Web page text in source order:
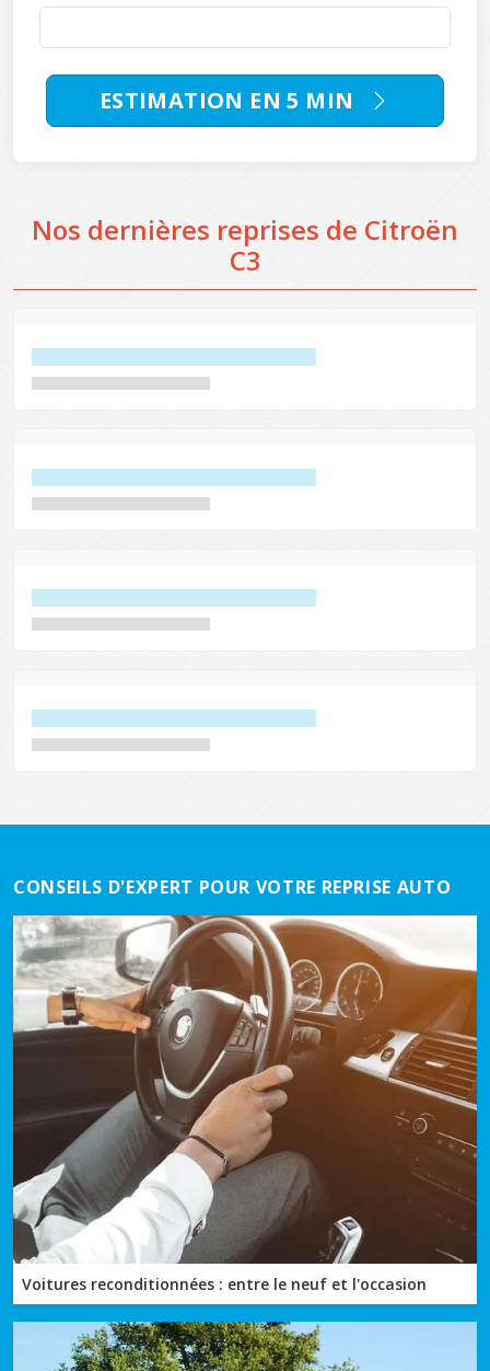
ESTIMATION EN 5 MIN
Nos dernières reprises de Citroën
C3
CONSEILS D'EXPERT POUR VOTRE REPRISE AUTO
Voitures reconditionnées : entre le neuf et l'occasion